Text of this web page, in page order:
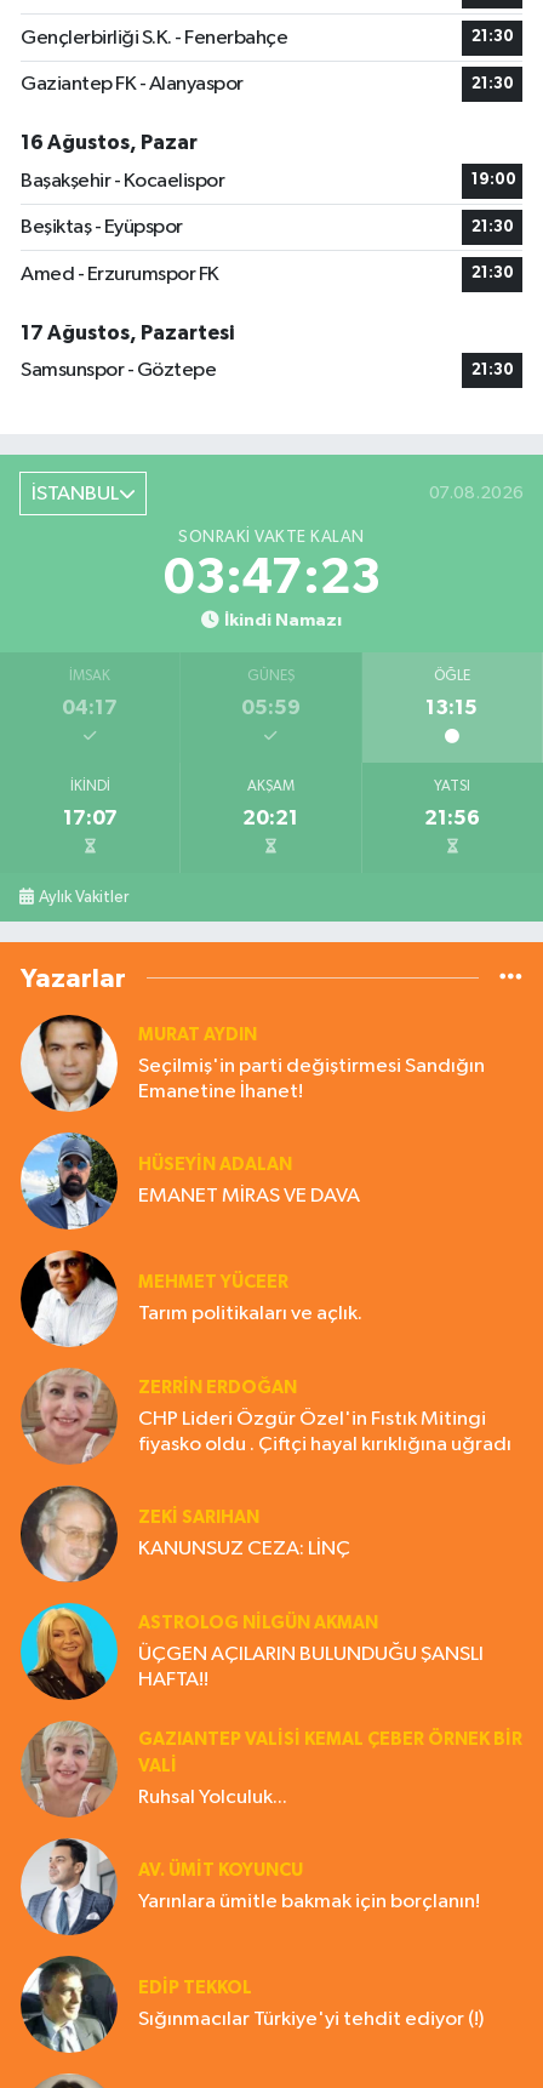
Gençlerbirliği S.K. - Fenerbahçe 21:30
Gaziantep FK - Alanyaspor 21:30
16 Ağustos, Pazar
Başakşehir - Kocaelispor
19:00
Beşiktaş - Eyüpspor 21:30
Amed - Erzurumspor FK 21:30
17 Ağustos, Pazartesi
Samsunspor - Göztepe
21:30
İSTANBUL 07.08.2026
SONRAKI VAKTE KALAN
03:47:23
İkindi Namazı
İMSAK
04:17
GÜNEŞ
05:59
ÖĞLE
13:15
İKINDI
17:07
AKŞAM
20:21
YATSI
21:56
Aylık Vakitler
Yazarlar
MURAT AYDIN
Seçilmiş'in parti değiştirmesi Sandığın
Emanetine İhanet!
HÜSEYIN ADALAN
EMANET MİRAS VE DAVA
MEHMET YÜCEER
Tarım politikaları ve açlık.
ZERRIN ERDOĞAN
CHP Lideri Özgür Özel'in Fıstık Mitingi
fiyasko oldu . Çiftçi hayal kırıklığına uğradı
ZEKI SARIHAN
KANUNSUZ CEZA: LİNÇ
ASTROLOG NILGÜN AKMAN
ÜÇGEN AÇILARIN BULUNDUĞU ŞANSLI
HAFTA!!
GAZIANTEP VALISI KEMAL ÇEBER ÖRNEK BİR
VALİ
Ruhsal Yolculuk...
AV. ÜMIT KOYUNCU
Yarınlara ümitle bakmak için borçlanın!
EDIP TEKKOL
Sığınmacılar Türkiye'yi tehdit ediyor (!)